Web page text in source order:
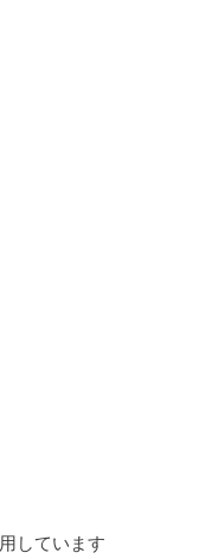
しています